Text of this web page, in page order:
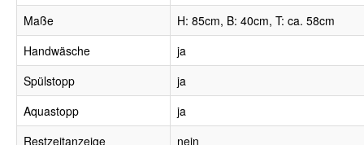
Maße
H: 85cm, B: 40cm, T: ca. 58cm
Handwäsche
ja
Spülstopp
ja
Aquastopp
ja
Restzeitanzeige
nein